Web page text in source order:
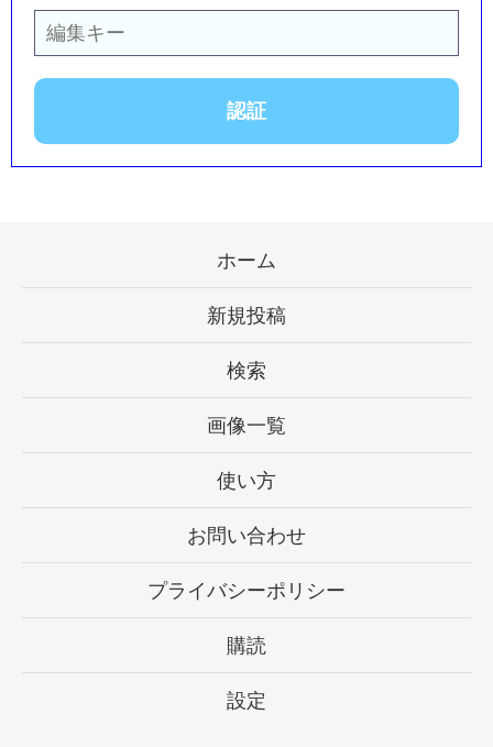
ホーム
新規投稿
検索
画像一覧
使い方
お問い合わせ
プライバシーポリシー
購読
設定